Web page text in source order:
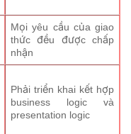
Mọi yêu cầu của giao
thức đều được chấp
nhận
Phải triển khai kết hợp
business logic và
presentation logic